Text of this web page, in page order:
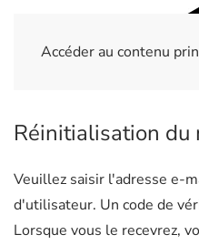
Accéder au contenu
Réinitialisation du
Veuillez saisir l'adresse e-
d'utilisateur. Un code de
Lorsque vous le recevrez,